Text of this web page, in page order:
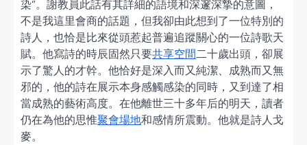
染”。謝教員此話有其詳細的語境和深邃深摯的意圖，
不是我這里會商的話題，但我卻由此想到了一位特別的
詩人，也恰是比來從頭惹起普遍追蹤關心的一位詩歌天
賦。他寫詩的時辰固然只要共享空間二十歲出頭，卻展
示了驚人的才幹。他恰好是深入而又純潔、成熟而又無
邪的，他的詩在展示本身感觸感染的同時，又到達了相
當成熟的藝術高度。在他離世三十多年后的明天，讀者
仍在為他的思惟聚會場地和感情所震動。他就是詩人戈
麥。